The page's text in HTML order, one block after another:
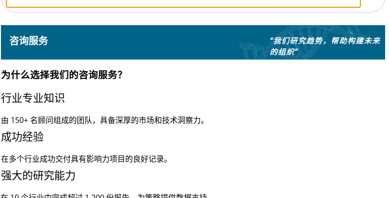
咨询服务
“我们研究趋势，帮助构建未来
的组织”
为什么选择我们的咨询服务？
行业专业知识
由 150+ 名顾问组成的团队，具备深厚的市场和技术洞察力。
成功经验
在多个行业成功交付具有影响力项目的良好记录。
强大的研究能力